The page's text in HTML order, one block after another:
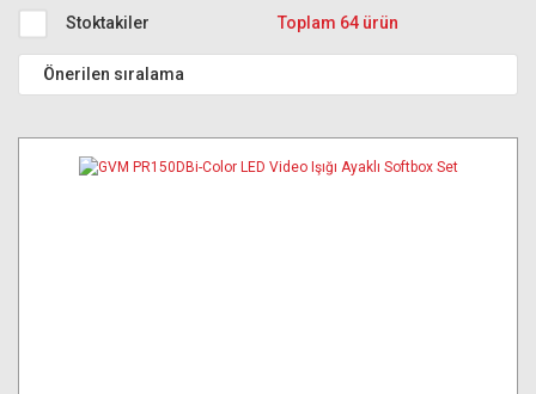
Stoktakiler Toplam 64 ürün